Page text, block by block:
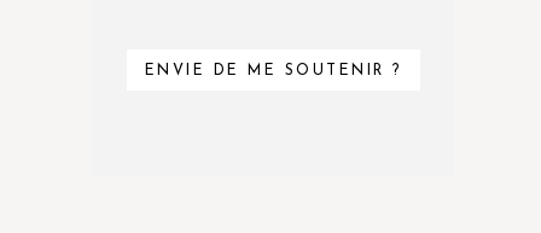
ENVIE DE ME SOUTENIR ?